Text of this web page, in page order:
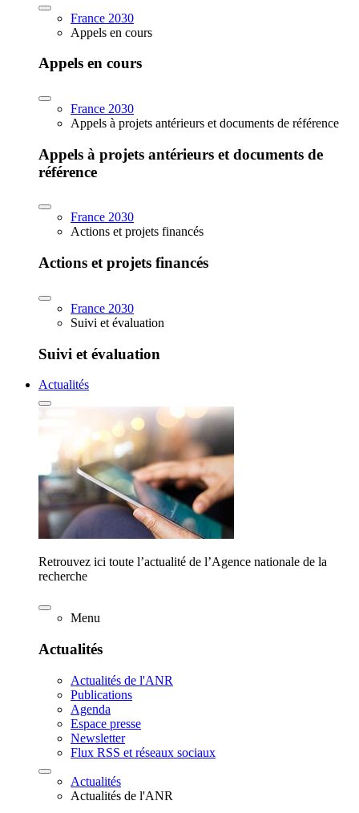
France 2030
Appels en cours
Appels en cours
France 2030
Appels à projets antérieurs et documents de référence
Appels à projets antérieurs et documents de
référence
France 2030
Actions et projets financés
Actions et projets financés
France 2030
Suivi et évaluation
Suivi et évaluation
Actualités
Retrouvez ici toute l’actualité de l’Agence nationale de la
recherche
Menu
Actualités
Actualités de l'ANR
Publications
Agenda
Espace presse
Newsletter
Flux RSS et réseaux sociaux
Actualités
Actualités de l'ANR